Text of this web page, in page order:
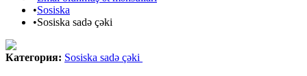
•Sosiska
•Sosiska sadə çəki
Категория: Sosiska sadə çəki